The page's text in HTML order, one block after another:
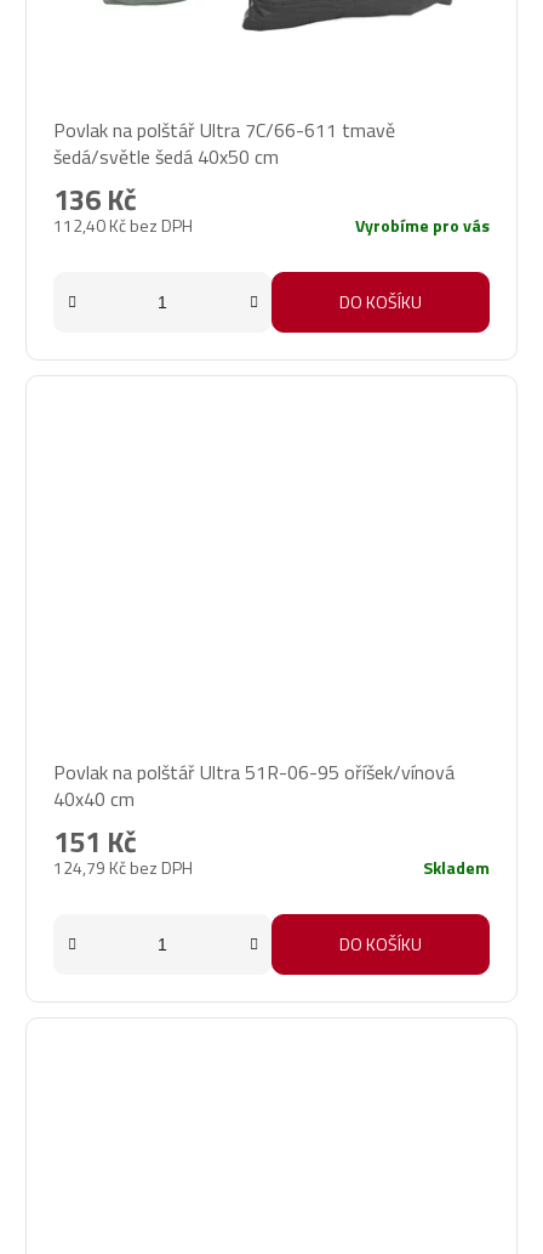
Povlak na polštář Ultra 7C/66-611 tmavě
šedá/světle šedá 40x50 cm
112,40 Kč bez DPH
136 Kč
Vyrobíme pro vás
DO KOŠÍKU
Povlak na polštář Ultra 51R-06-95 oříšek/vínová
40x40 cm
124,79 Kč bez DPH
151 Kč
Skladem
DO KOŠÍKU